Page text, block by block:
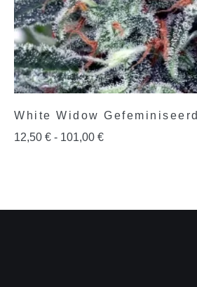
White Widow Gefeminiseerd
12,50 € - 101,00 €